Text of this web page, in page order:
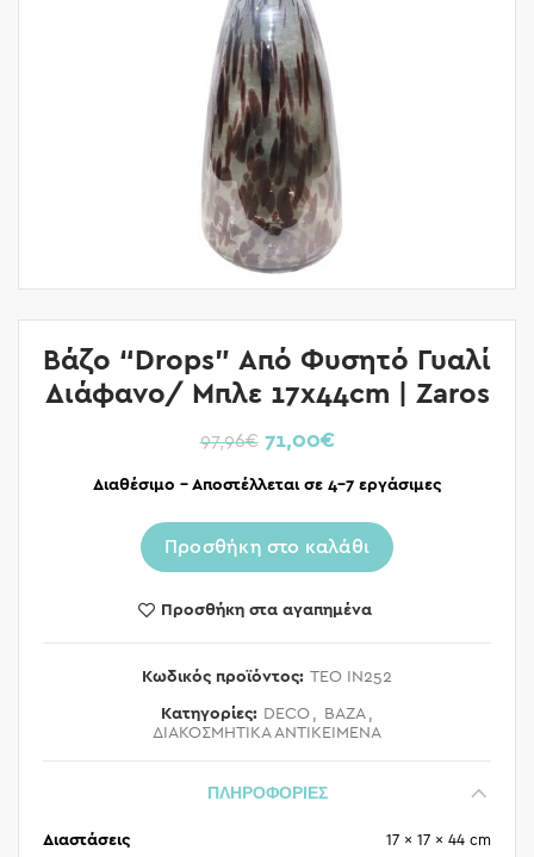
Βάζο “Drops” Από Φυσητό Γυαλί
Διάφανο/ Μπλε 17x44cm | Zaros
97,96€ 71,00€
Διαθέσιμο – Αποστέλλεται σε 4-7 εργάσιμες
Προσθήκη στο καλάθι
Προσθήκη στα αγαπημένα
Κωδικός προϊόντος: TEO IN252
Κατηγορίες: DECO , ΒΑΖΑ ,
ΔΙΑΚΟΣΜΗΤΙΚΑ ΑΝΤΙΚΕΙΜΕΝΑ
ΠΛΗΡΟΦΟΡΙΕΣ
Διαστάσεις 17 × 17 × 44 cm